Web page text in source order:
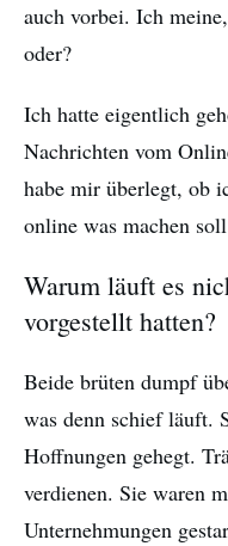
auch vorbei. Ich
oder?
Ich hatte eigentlich
Nachrichten vom
habe mir überlegt, ob
online was machen
Warum läuft es
vorgestellt hatten?
Beide brüten dumpf
was denn schief läuft.
Hoffnungen gehegt.
verdienen. Sie waren
Unternehmungen